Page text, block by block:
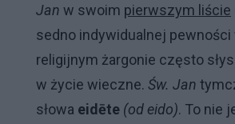
Jan w swoim pierwszym liście
sedno indywidualnej
religijnym żargonie często
w życie wieczne. Św. Jan
słowa eidēte (od eido). To nie